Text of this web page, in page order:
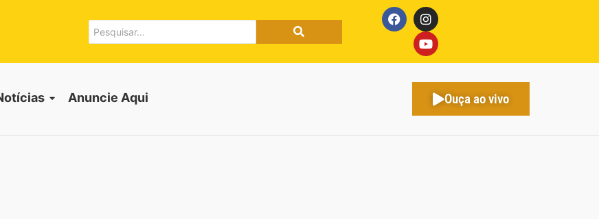
Anuncie Aqui Ouça ao vivo